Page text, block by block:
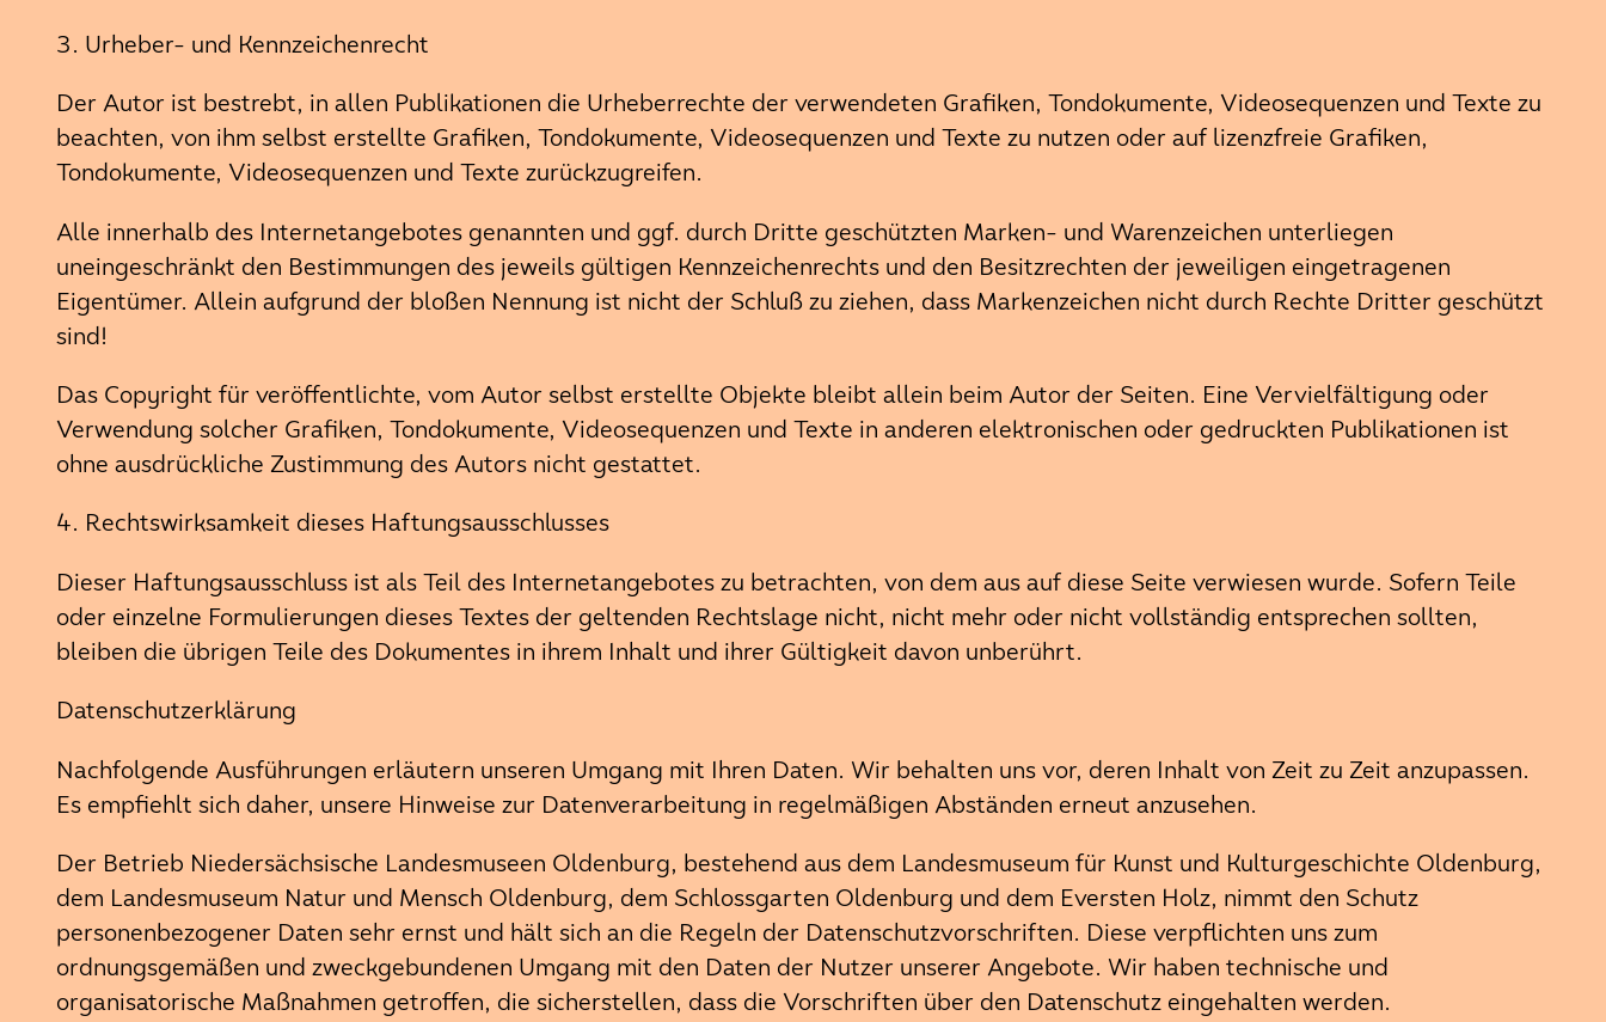
3. Urheber- und Kennzeichenrecht
Der Autor ist bestrebt, in allen Publikationen die Urheberrechte der verwendeten Grafiken, Tondokumente, Videosequenzen und Texte zu
beachten, von ihm selbst erstellte Grafiken, Tondokumente, Videosequenzen und Texte zu nutzen oder auf lizenzfreie Grafiken,
Tondokumente, Videosequenzen und Texte zurückzugreifen.
Alle innerhalb des Internetangebotes genannten und ggf. durch Dritte geschützten Marken- und Warenzeichen unterliegen
uneingeschränkt den Bestimmungen des jeweils gültigen Kennzeichenrechts und den Besitzrechten der jeweiligen eingetragenen
Eigentümer. Allein aufgrund der bloßen Nennung ist nicht der Schluß zu ziehen, dass Markenzeichen nicht durch Rechte Dritter geschützt
sind!
Das Copyright für veröffentlichte, vom Autor selbst erstellte Objekte bleibt allein beim Autor der Seiten. Eine Vervielfältigung oder
Verwendung solcher Grafiken, Tondokumente, Videosequenzen und Texte in anderen elektronischen oder gedruckten Publikationen ist
ohne ausdrückliche Zustimmung des Autors nicht gestattet.
4. Rechtswirksamkeit dieses Haftungsausschlusses
Dieser Haftungsausschluss ist als Teil des Internetangebotes zu betrachten, von dem aus auf diese Seite verwiesen wurde. Sofern Teile
oder einzelne Formulierungen dieses Textes der geltenden Rechtslage nicht, nicht mehr oder nicht vollständig entsprechen sollten,
bleiben die übrigen Teile des Dokumentes in ihrem Inhalt und ihrer Gültigkeit davon unberührt.
Datenschutzerklärung
Nachfolgende Ausführungen erläutern unseren Umgang mit Ihren Daten. Wir behalten uns vor, deren Inhalt von Zeit zu Zeit anzupassen.
Es empfiehlt sich daher, unsere Hinweise zur Datenverarbeitung in regelmäßigen Abständen erneut anzusehen.
Der Betrieb Niedersächsische Landesmuseen Oldenburg, bestehend aus dem Landesmuseum für Kunst und Kulturgeschichte Oldenburg,
dem Landesmuseum Natur und Mensch Oldenburg, dem Schlossgarten Oldenburg und dem Eversten Holz, nimmt den Schutz
personenbezogener Daten sehr ernst und hält sich an die Regeln der Datenschutzvorschriften. Diese verpflichten uns zum
ordnungsgemäßen und zweckgebundenen Umgang mit den Daten der Nutzer unserer Angebote. Wir haben technische und
organisatorische Maßnahmen getroffen, die sicherstellen, dass die Vorschriften über den Datenschutz eingehalten werden.